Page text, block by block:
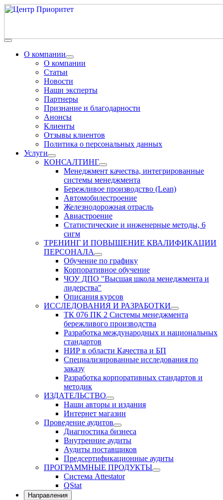
О компании
О компании
Статьи
Новости
Наши эксперты
Партнеры
Признание и благодарности
Анонсы
Клиенты
Отзывы клиентов
Политика о персональных данных
Услуги
КОНСАЛТИНГ
Менеджмент качества, интегрированные
системы менеджмента
Бережливое производство (Lean)
Автомобилестроение
Железнодорожная отрасль
Авиастроение
Статистические и инженерные методы, 6
сигм
ТРЕНИНГ И ПОВЫШЕНИЕ КВАЛИФИКАЦИИ
ПЕРСОНАЛА
Обучение по графику
Корпоративное обучение
ЧОУ ДПО "Высшая школа менеджмента и
лидерства"
Описания курсов
ИССЛЕДОВАНИЯ И РАЗРАБОТКИ
ТК 076 ПК 2 Системы менеджмента
бережливого производства
Разработка международных и национальных
стандартов
НИР в области Качества и БП
Специализированные исследования по
заказу
Разработка корпоративных стандартов и
методик
ИЗДАТЕЛЬСТВО
Наши авторы и издания
Интернет магазин
Проведение аудитов
Диагностика бизнеса
Внутренние аудиты
Аудиты поставщиков
Предсертификационные аудиты
ПРОГРАММНЫЕ ПРОДУКТЫ
Система Attestator
QStat
Направления